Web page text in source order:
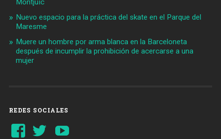
Montjuïc
Nuevo espacio para la práctica del skate en el Parque del
Maresme
Muere un hombre por arma blanca en la Barceloneta
después de incumplir la prohibición de acercarse a una
mujer
REDES SOCIALES
Ver
perfil
Ver
perfil